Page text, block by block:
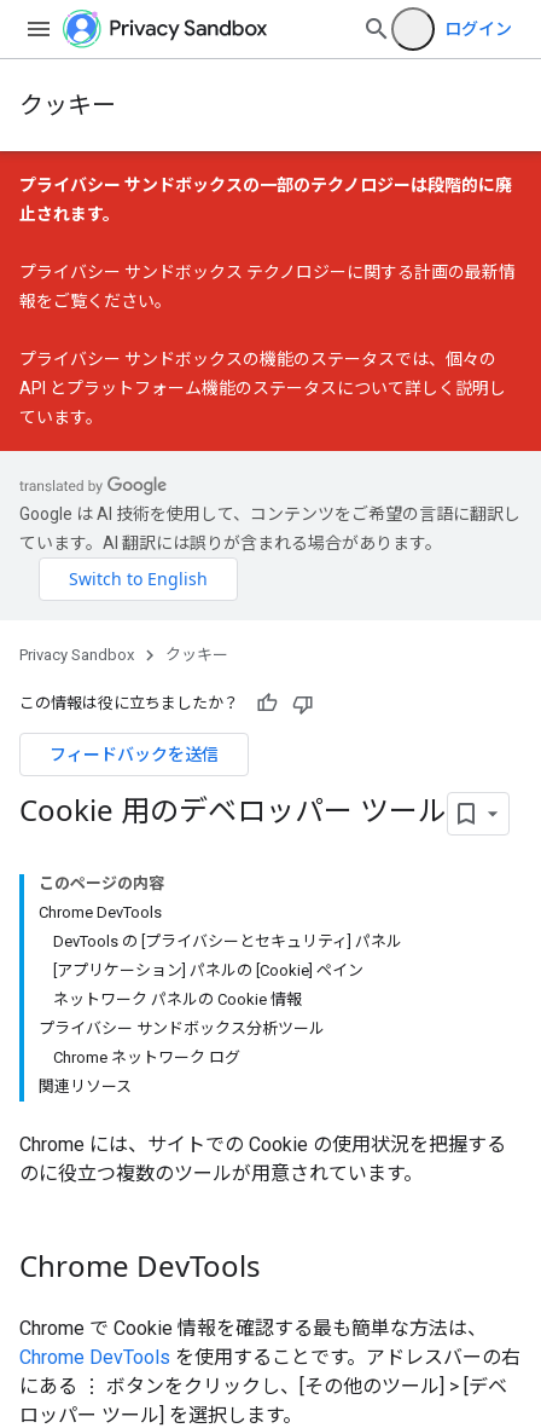
ログイン
クッキー
プライバシー サンドボックスの一部のテクノロジーは段階的に廃
止されます。
プライバシー サンドボックス テクノロジーに関する計画の最新情
報をご覧ください。
プライバシー サンドボックスの機能のステータスでは、個々の
API とプラットフォーム機能のステータスについて詳しく説明し
ています。
Google は AI 技術を使用して、コンテンツをご希望の言語に翻訳し
ています。AI 翻訳には誤りが含まれる場合があります。
Privacy Sandbox クッキー
この情報は役に立ちましたか？
フィードバックを送信
Cookie 用のデベロッパー ツール
このページの内容
Chrome DevTools
DevTools の [プライバシーとセキュリティ] パネル
[アプリケーション] パネルの [Cookie] ペイン
ネットワーク パネルの Cookie 情報
プライバシー サンドボックス分析ツール
Chrome ネットワーク ログ
関連リソース
Chrome には、サイトでの Cookie の使用状況を把握する
のに役立つ複数のツールが用意されています。
Chrome DevTools
Chrome で Cookie 情報を確認する最も簡単な方法は、
Chrome DevTools を使用することです。アドレスバーの右
にある ⋮ ボタンをクリックし、[その他のツール] > [デベ
ロッパー ツール] を選択します。